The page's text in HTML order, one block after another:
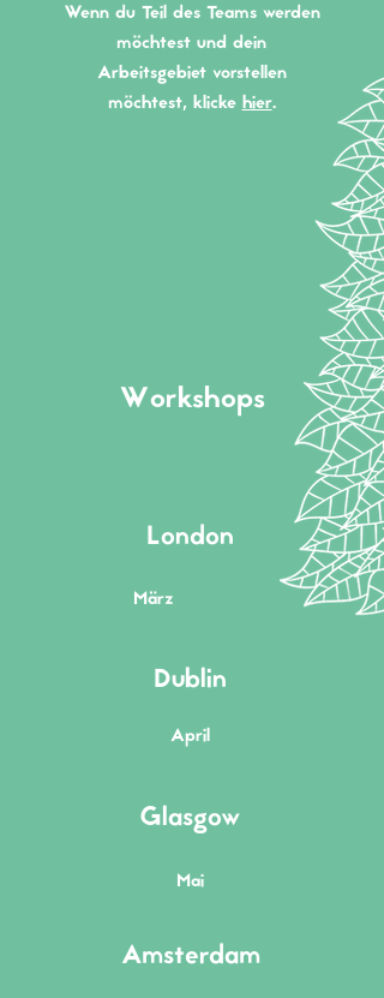
Wenn du Teil des Teams werden
möchtest und dein
Arbeitsgebiet vorstellen
möchtest, klickehier.
Workshops
London
März
Dublin
April
Mai
Glasgow
Amsterdam